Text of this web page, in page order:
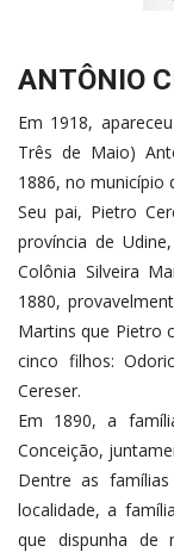
ANTÔNIO
Em 1918,
Três de Maio)
1886, no município
Seu pai, Pietro
província de
Colônia Silveira
1880,
Martins que Pietro
cinco filhos:
Cereser.
Em 1890, a
Conceição,
Dentre as
localidade, a
que dispunha de